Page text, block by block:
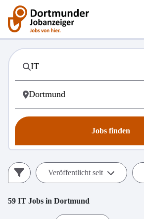
Jobs finden
Veröffentlicht seit
59 IT Jobs in Dortmund